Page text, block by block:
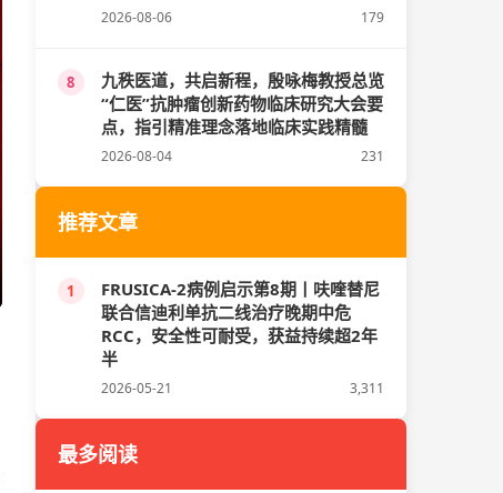
2026-08-06 179
8
九秩医道，共启新程，殷咏梅教授总览
“仁医”抗肿瘤创新药物临床研究大会要
点，指引精准理念落地临床实践精髓
2026-08-04 231
推荐文章
1
FRUSICA-2病例启示第8期丨呋喹替尼
联合信迪利单抗二线治疗晚期中危
RCC，安全性可耐受，获益持续超2年
半
2026-05-21 3,311
最多阅读